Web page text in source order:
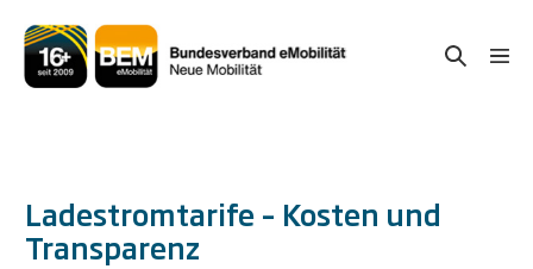
Inhalt
springen
Suche-
Ladestromtarife – Kosten und
Transparenz